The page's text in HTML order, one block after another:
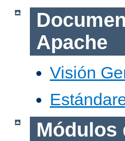
Apache
Visión
Módulos